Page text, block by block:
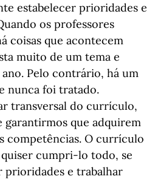
estabelecer prioridades e
os professores
coisas que acontecem
muito de um tema e
Pelo contrário, há um
nunca foi tratado.
transversal do currículo,
garantirmos que adquirem
competências. O currículo
cumpri-lo todo, se
prioridades e trabalhar